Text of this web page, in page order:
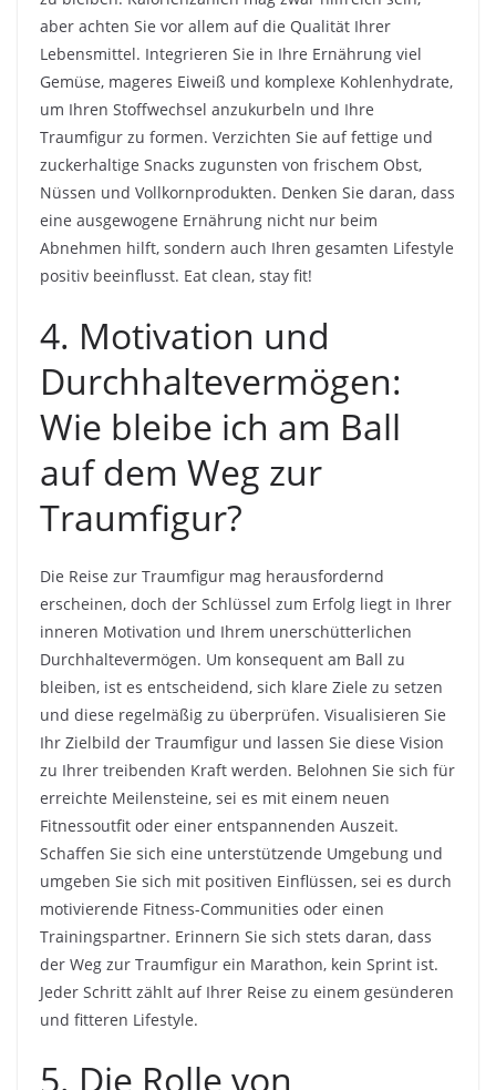
aber achten Sie vor allem auf die Qualität Ihrer
Lebensmittel. Integrieren Sie in Ihre Ernährung viel
Gemüse, mageres Eiweiß und komplexe Kohlenhydrate,
um Ihren Stoffwechsel anzukurbeln und Ihre
Traumfigur zu formen. Verzichten Sie auf fettige und
zuckerhaltige Snacks zugunsten von frischem Obst,
Nüssen und Vollkornprodukten. Denken Sie daran, dass
eine ausgewogene Ernährung nicht nur beim
Abnehmen hilft, sondern auch Ihren gesamten Lifestyle
positiv beeinflusst. Eat clean, stay fit!
4. Motivation und
Durchhaltevermögen:
Wie bleibe ich am Ball
auf dem Weg zur
Traumfigur?
Die Reise zur Traumfigur mag herausfordernd
erscheinen, doch der Schlüssel zum Erfolg liegt in Ihrer
inneren Motivation und Ihrem unerschütterlichen
Durchhaltevermögen. Um konsequent am Ball zu
bleiben, ist es entscheidend, sich klare Ziele zu setzen
und diese regelmäßig zu überprüfen. Visualisieren Sie
Ihr Zielbild der Traumfigur und lassen Sie diese Vision
zu Ihrer treibenden Kraft werden. Belohnen Sie sich für
erreichte Meilensteine, sei es mit einem neuen
Fitnessoutfit oder einer entspannenden Auszeit.
Schaffen Sie sich eine unterstützende Umgebung und
umgeben Sie sich mit positiven Einflüssen, sei es durch
motivierende Fitness-Communities oder einen
Trainingspartner. Erinnern Sie sich stets daran, dass
der Weg zur Traumfigur ein Marathon, kein Sprint ist.
Jeder Schritt zählt auf Ihrer Reise zu einem gesünderen
und fitteren Lifestyle.
5. Die Rolle von